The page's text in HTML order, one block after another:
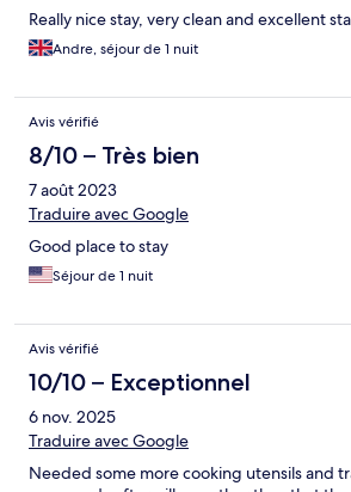
Really nice stay, very clean and excellent
Andre, séjour de 1 nuit
Avis vérifié
8/10 – Très bien
7 août 2023
Traduire avec Google
Good place to stay
Séjour de 1 nuit
Avis vérifié
10/10 – Exceptionnel
6 nov. 2025
Traduire avec Google
Needed some more cooking utensils and